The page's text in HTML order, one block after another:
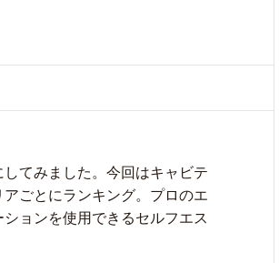
してみました。今回はキャビテ
アごとにランキング。プロのエ
ョンを使用できるセルフエス